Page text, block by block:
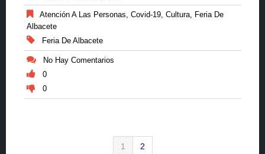
Atención A Las Personas Covid-19 Cultura Feria De
Albacete
Feria De Albacete
No Hay Comentarios
0
0
1 2